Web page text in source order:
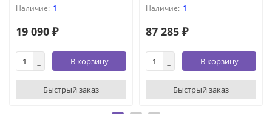
1
19 090 ₽
В корзину
Быстрый заказ
1
87 285 ₽
В корзину
Быстрый заказ